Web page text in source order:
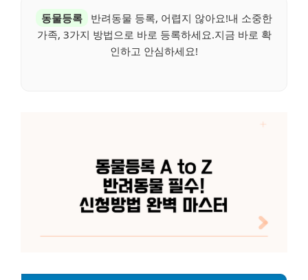
동물등록
반려동물 등록, 어렵지 않아요!내 소중한
가족, 3가지 방법으로 바로 등록하세요.지금 바로 확
인하고 안심하세요!